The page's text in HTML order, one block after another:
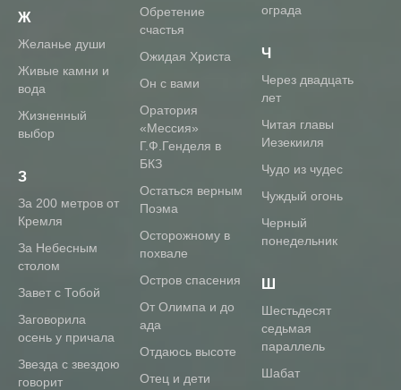
Ж
Желанье души
Живые камни и
вода
Жизненный
выбор
З
За 200 метров от
Кремля
За Небесным
столом
Завет с Тобой
Заговорила
осень у причала
Звезда с звездою
говорит
Обретение
счастья
Ожидая Христа
Он с вами
Оратория
«Мессия»
Г.Ф.Генделя в
БКЗ
Остаться верным
Поэма
Осторожному в
похвале
Остров спасения
От Олимпа и до
ада
Отдаюсь высоте
Отец и дети
ограда
Ч
Через двадцать
лет
Читая главы
Иезекииля
Чудо из чудес
Чуждый огонь
Черный
понедельник
Ш
Шестьдесят
седьмая
параллель
Шабат